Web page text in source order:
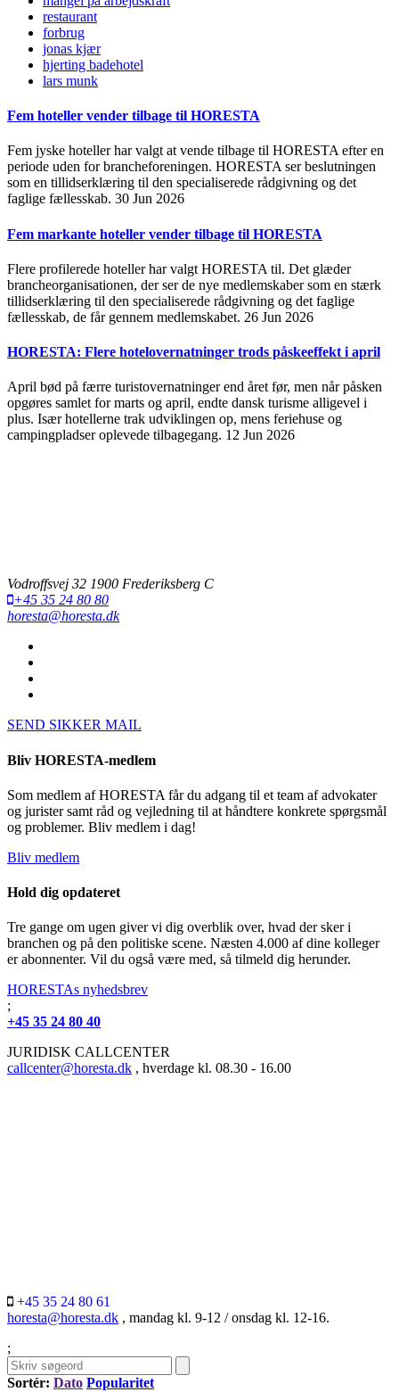
restaurant
forbrug
jonas kjær
hjerting badehotel
lars munk
Fem hoteller vender tilbage til HORESTA
Fem jyske hoteller har valgt at vende tilbage til HORESTA efter en
periode uden for brancheforeningen. HORESTA ser beslutningen
som en tillidserklæring til den specialiserede rådgivning og det
faglige fællesskab. 30 Jun 2026
Fem markante hoteller vender tilbage til HORESTA
Flere profilerede hoteller har valgt HORESTA til. Det glæder
brancheorganisationen, der ser de nye medlemskaber som en stærk
tillidserklæring til den specialiserede rådgivning og det faglige
fællesskab, de får gennem medlemskabet. 26 Jun 2026
HORESTA: Flere hotelovernatninger trods påskeeffekt i april
April bød på færre turistovernatninger end året før, men når påsken
opgøres samlet for marts og april, endte dansk turisme alligevel i
plus. Især hotellerne trak udviklingen op, mens feriehuse og
campingpladser oplevede tilbagegang. 12 Jun 2026
Vodroffsvej 32 1900 Frederiksberg C
+45 35 24 80 80
horesta@horesta.dk
SEND SIKKER MAIL
Bliv HORESTA-medlem
Som medlem af HORESTA får du adgang til et team af advokater
og jurister samt råd og vejledning til at håndtere konkrete spørgsmål
og problemer. Bliv medlem i dag!
Bliv medlem
Hold dig opdateret
Tre gange om ugen giver vi dig overblik over, hvad der sker i
branchen og på den politiske scene. Næsten 4.000 af dine kolleger
er abonnenter. Vil du også være med, så tilmeld dig herunder.
HORESTAs nyhedsbrev
;
+45 35 24 80 40
JURIDISK CALLCENTER
callcenter@horesta.dk , hverdage kl. 08.30 - 16.00
+45 35 24 80 61
horesta@horesta.dk , mandag kl. 9-12 / onsdag kl. 12-16.
;
Sortér: Dato Popularitet